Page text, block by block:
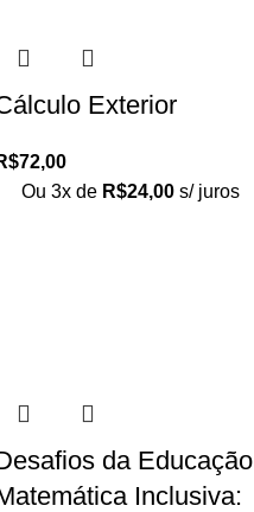
Exterior
72,00
Ou 3x de R$24,00 s/ juros
da Educação
Inclusiva: